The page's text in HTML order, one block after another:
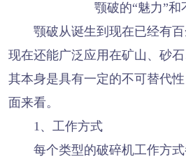
颚破的“魅力”和
颚破从诞生到现在已经有百
现在还能广泛应用在矿山、砂
其本身是具有一定的不可替代
面来看。
1、工作方式
每个类型的破碎机工作方式